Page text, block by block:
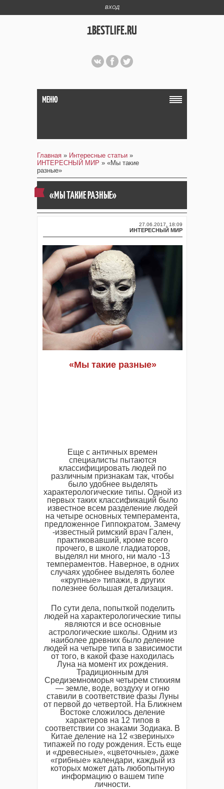
ВХОД
1BESTLIFE.RU
МЕНЮ
Главная » Интересные статьи »
ИНТЕРЕСНЫЙ МИР » «Мы такие
разные»
«МЫ ТАКИЕ РАЗНЫЕ»
27.06.2017, 18:09
ИНТЕРЕСНЫЙ МИР
«Мы такие разные»
Еще с античных времен
специалисты пытаются
классифицировать людей по
различным признакам так, чтобы
было удобнее выделять
характерологические типы. Одной из
первых таких классификаций было
известное всем разделение людей
на четыре основных темперамента,
предложенное Гиппократом. Замечу
-известный римский врач Гален,
практиковавший, кроме всего
прочего, в школе гладиаторов,
выделял ни много, ни мало -13
темпераментов. Наверное, в одних
случаях удобнее выделять более
«крупные» типажи, в других
полезнее большая детализация.
По сути дела, попыткой поделить
людей на характерологические типы
являются и все основные
астрологические школы. Одним из
наиболее древних было деление
людей на четыре типа в зависимости
от того, в какой фазе находилась
Луна на момент их рождения.
Традиционным для
Средиземноморья четырем стихиям
— земле, воде, воздуху и огню
ставили в соответствие фазы Луны
от первой до четвертой. На Ближнем
Востоке сложилось деление
характеров на 12 типов в
соответствии со знаками Зодиака. В
Китае деление на 12 «звериных»
типажей по году рождения. Есть еще
и «древесные», «цветочные», даже
«грибные» календари, каждый из
которых может дать любопытную
информацию о вашем типе
личности.